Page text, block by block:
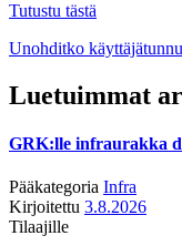
Tutustu tästä
Unohditko
Luetuimmat
GRK:lle infraurakka
Pääkategoria Infra
Kirjoitettu 3.8.2026
Tilaajille